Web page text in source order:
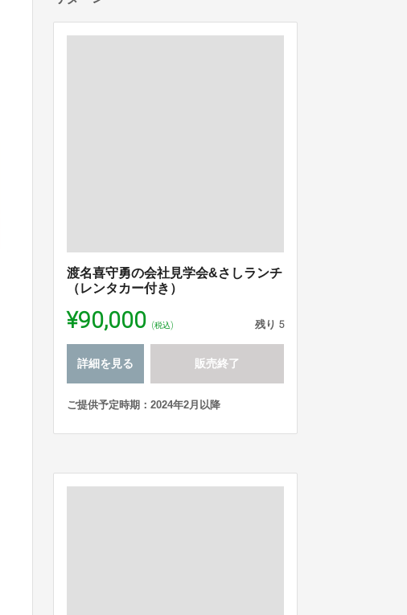
渡名喜守勇の会社見学会&さしランチ
（レンタカー付き）
¥90,000 (税込) 残り 5
詳細を見る 販売終了
ご提供予定時期：2024年2月以降